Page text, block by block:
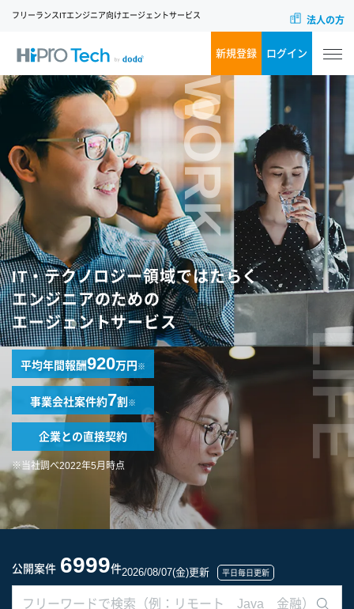
フリーランスITエンジニア向けエージェントサービス 法人の方
新規登録 ログイン
WORK
IT・テクノロジー領域ではたらく
エンジニアのための
エージェントサービス
平均年間報酬920万円※
事業会社案件約7割※
企業との直接契約
※当社調べ2022年5月時点
公開案件 6999件2026/08/07(金)更新 平日毎日更新